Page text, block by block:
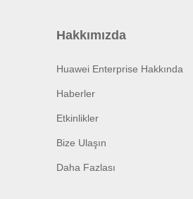
Hakkımızda
Huawei Enterprise Hakkında
Haberler
Etkinlikler
Bize Ulaşın
Daha Fazlası